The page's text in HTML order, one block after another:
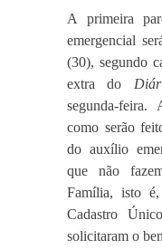
A primeira
emergencial
(30), segundo
extra do
segunda-feira.
como serão
do auxílio
que não
Família, isto
Cadastro
solicitaram o